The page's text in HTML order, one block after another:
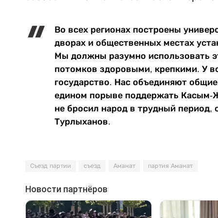
Во всех регионах построены
дворах и общественных местах
Мы должны разумно использовать
потомков здоровыми, крепкими. У
государство. Нас объединяют
едином порыве поддержать Касым-
не бросил народ в трудный период,
Турлыханов.
Съезд партии съезд Аманат партия Аманат